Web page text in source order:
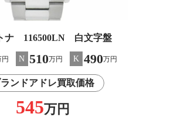
ナ 116500LN 白文字盤
円 N 510万円 K 490万円
ンドアドレ買取価格
545万円